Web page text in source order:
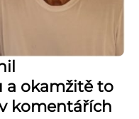
a okamžitě to
komentářích